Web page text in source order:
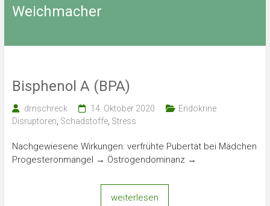
Weichmacher
Bisphenol A (BPA)
drnschreck 14. Oktober 2020
Endokrine
Disruptoren Schadstoffe, Stress
Nachgewiesene Wirkungen: verfrühte Pubertät bei Mädchen
Progesteronmangel → Östrogendominanz →
weiterlesen